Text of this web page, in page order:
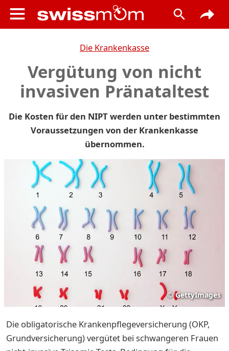
Die Krankenkasse
Vergütung von nicht
invasiven Pränataltest
Die Kosten für den NIPT werden unter bestimmten
Voraussetzungen von der Krankenkasse
übernommen.
© GettyImages
Die obligatorische Krankenpflegeversicherung (OKP,
Grundversicherung) vergütet bei schwangeren Frauen